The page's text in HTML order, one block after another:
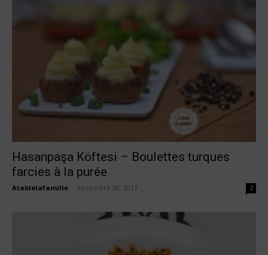
Hasanpaşa Köftesi – Boulettes turques
farcies à la purée
Atablelafamille décembre 20, 2017 2